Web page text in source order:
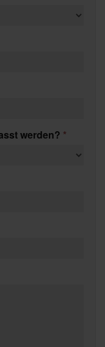
werden? *